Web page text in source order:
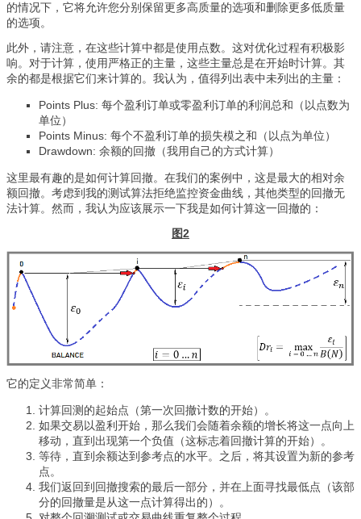
的情况下，它将允许您分别保留更多高质量的选项和删除更多低质量
的选项。
此外，请注意，在这些计算中都是使用点数。这对优化过程有积极影
响。对于计算，使用严格正的主量，这些主量总是在开始时计算。其
余的都是根据它们来计算的。我认为，值得列出表中未列出的主量：
Points Plus: 每个盈利订单或零盈利订单的利润总和（以点数为
单位）
Points Minus: 每个不盈利订单的损失模之和（以点为单位）
Drawdown: 余额的回撤（我用自己的方式计算）
这里最有趣的是如何计算回撤。在我们的案例中，这是最大的相对余
额回撤。考虑到我的测试算法拒绝监控资金曲线，其他类型的回撤无
法计算。然而，我认为应该展示一下我是如何计算这一回撤的：
图2
它的定义非常简单：
计算回测的起始点（第一次回撤计数的开始）。
如果交易以盈利开始，那么我们会随着余额的增长将这一点向上
移动，直到出现第一个负值（这标志着回撤计算的开始）。
等待，直到余额达到参考点的水平。之后，将其设置为新的参考
点。
我们返回到回撤搜索的最后一部分，并在上面寻找最低点（该部
分的回撤量是从这一点计算得出的）。